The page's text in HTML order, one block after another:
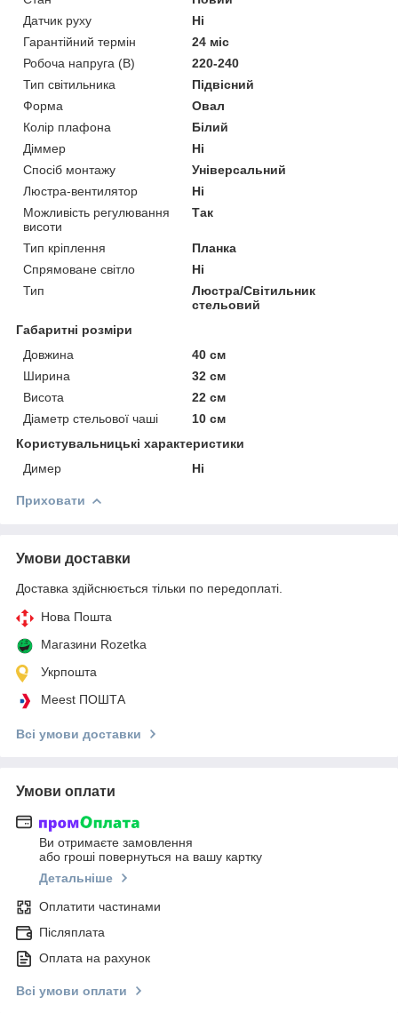
Датчик руху
Ні
Гарантійний термін
24 міс
Робоча напруга (В)
220-240
Тип світильника
Підвісний
Форма
Овал
Колір плафона
Білий
Діммер
Ні
Спосіб монтажу
Універсальний
Люстра-вентилятор
Ні
Можливість регулювання
висоти
Так
Тип кріплення
Планка
Спрямоване світло
Ні
Тип
Люстра/Світильник
стельовий
Габаритні розміри
Довжина
40 см
Ширина
32 см
Висота
22 см
Діаметр стельової чаші
10 см
Користувальницькі характеристики
Димер
Ні
Приховати
Умови доставки
Доставка здійснюється тільки по передоплаті.
Нова Пошта
Магазини Rozetka
Укрпошта
Meest ПОШТА
Всі умови доставки
Умови оплати
Ви отримаєте замовлення
або гроші повернуться на вашу картку
Детальніше
Оплатити частинами
Післяплата
Оплата на рахунок
Всі умови оплати